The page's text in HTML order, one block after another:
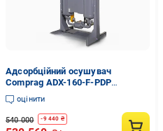
Адсорбційний осушувач
Comprag ADX-160-F-PDP
(36114773)
оцінити
540 000 -9 440 ₴